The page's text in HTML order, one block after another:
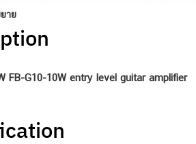
าย
FB-G10-10W entry level guitar amplifier